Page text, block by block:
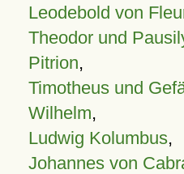
Leodebold von
Theodor und
Pitrion,
Timotheus und
Wilhelm,
Ludwig Kolumbus,
Johannes von